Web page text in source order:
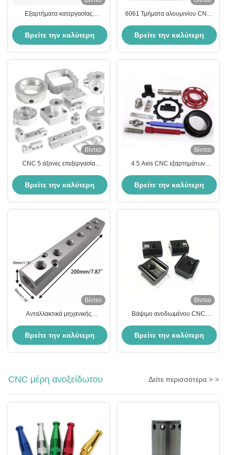
Εξαρτήματα κατεργασίας
αεροσκάφους Προσαρμοσμένη
υπηρεσία κατεργασίας ακριβείας
Βρείτε την καλύτερη
6061 Τμήματα αλουμινίου CNC
CNC Στροφή Τμήματα άλεσης για
αυτόματα
Βρείτε την καλύτερη
Βίντεο
CNC 5 άξονες επεξεργασία
ανοξείδωτο χάλυβα ορείχαλκος
αλουμινίου κράμα
Βρείτε την καλύτερη
Βίντεο
4 5 Axis CNC εξαρτημάτων
φρεζαρίσματος και τόρνευσης
CNC
Βρείτε την καλύτερη
Βίντεο
Ανταλλακτικά μηχανικής
ορείχαλκου Χάλυβας Ορειχάλκινο
Εξάρτημα φρέζας τόρνου από
Βρείτε την καλύτερη
Βίντεο
Βάψιμο ανοδιωμένου CNC
Προσαρμοσμένα εξαρτήματα
στροφής ακριβείας
Βρείτε την καλύτερη
CNC μέρη ανοξείδωτου Δείτε περισσότερα > >